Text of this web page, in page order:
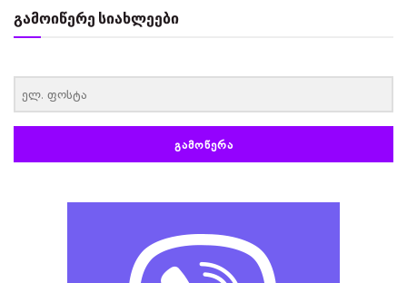
გამოიწერე სიახლეები
ᲒᲐᲛᲝᲬᲔᲠᲐ